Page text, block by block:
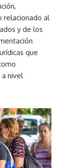
relacionado al
y de los
que
nivel